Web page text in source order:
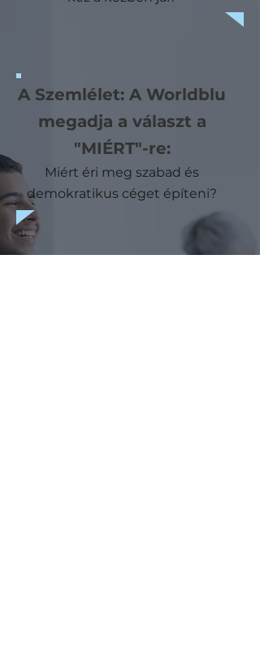
A Szemlélet: A Worldblu
megadja a választ a
"MIÉRT"-re:
Miért éri meg szabad és
demokratikus céget építeni?